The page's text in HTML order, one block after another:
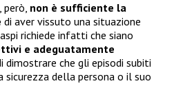
però, non è sufficiente la
di aver vissuto una situazione
richiede infatti che siano
e adeguatamente
dimostrare che gli episodi subiti
sicurezza della persona o il suo